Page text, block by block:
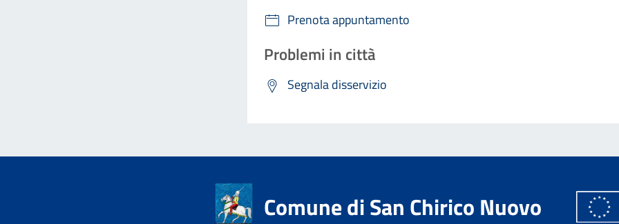
Prenota appuntamento
Problemi in città
Segnala disservizio
Comune di San Chirico Nuovo